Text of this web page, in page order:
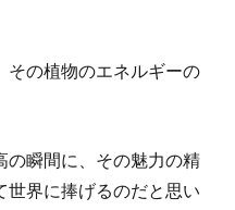
その植物のエネルギーの
の瞬間に、その魅力の精
世界に捧げるのだと思い